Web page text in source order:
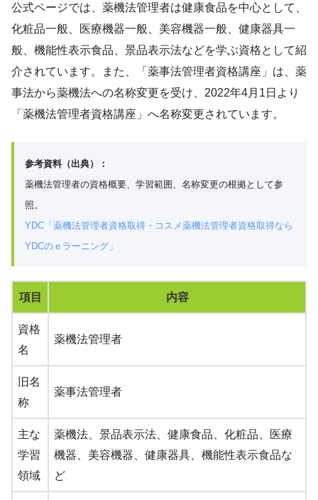
公式ページでは、薬機法管理者は健康食品を中心として、
化粧品一般、医療機器一般、美容機器一般、健康器具一
般、機能性表示食品、景品表示法などを学ぶ資格として紹
介されています。また、「薬事法管理者資格講座」は、薬
事法から薬機法への名称変更を受け、2022年4月1日より
「薬機法管理者資格講座」へ名称変更されています。
参考資料（出典）：
薬機法管理者の資格概要、学習範囲、名称変更の根拠として参
照。
YDC「薬機法管理者資格取得・コスメ薬機法管理者資格取得なら
YDCのｅラーニング」
項目 内容
資格
名
薬機法管理者
旧名
称
薬事法管理者
主な
学習
領域
薬機法、景品表示法、健康食品、化粧品、医療
機器、美容機器、健康器具、機能性表示食品な
ど